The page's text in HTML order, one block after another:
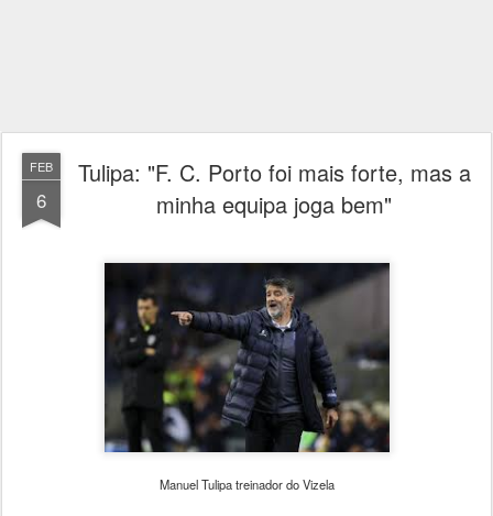
FEB
6
Tulipa: "F. C. Porto foi mais forte, mas a
minha equipa joga bem"
Manuel Tulipa treinador do Vizela